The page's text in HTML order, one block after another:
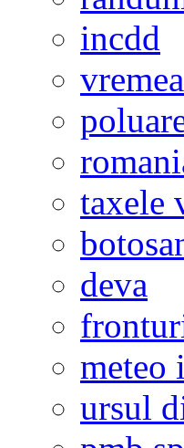
incdd
taxele
deva
meteo
ursul